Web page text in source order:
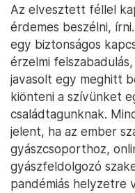
Az elvesztett féllel
érdemes beszélni,
egy biztonságos
érzelmi
javasolt egy meghitt
kiönteni a szívünket
családtagunknak.
jelent, ha az ember
gyászcsoporthoz,
gyászfeldolgozó
pandémiás helyzetre